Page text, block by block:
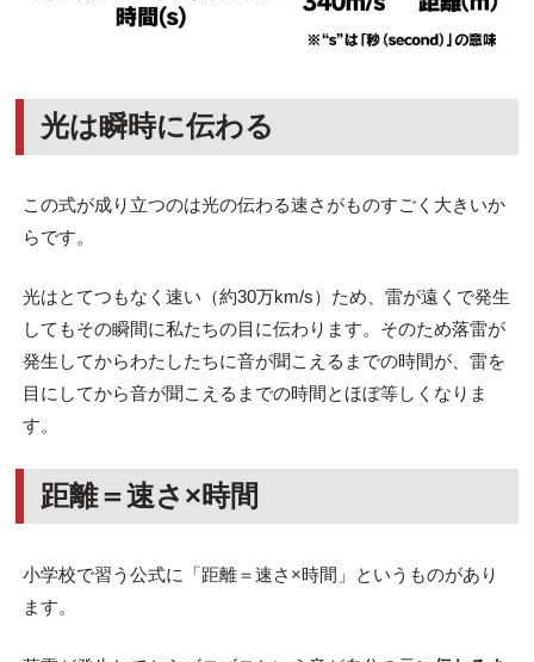
光は瞬時に伝わる
この式が成り立つのは光の伝わる速さがものすごく大きいか
らです。
光はとてつもなく速い（約30万km/s）ため、雷が遠くで発生
してもその瞬間に私たちの目に伝わります。そのため落雷が
発生してからわたしたちに音が聞こえるまでの時間が、雷を
目にしてから音が聞こえるまでの時間とほぼ等しくなりま
す。
距離＝速さ×時間
小学校で習う公式に「距離＝速さ×時間」というものがあり
ます。